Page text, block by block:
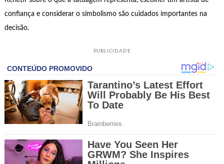
confiança e considerar o simbolismo são cuidados importantes na
decisão.
PUBLICIDADE